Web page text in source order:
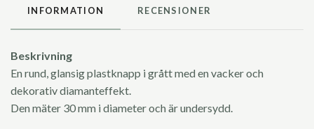
INFORMATION RECENSIONER
Beskrivning
En rund, glansig plastknapp i grått med en vacker och
dekorativ diamanteffekt.
Den mäter 30 mm i diameter och är undersydd.